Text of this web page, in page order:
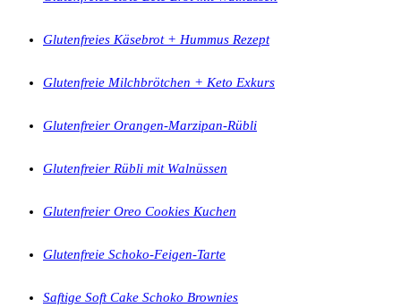
Glutenfreies Käsebrot + Hummus Rezept
Glutenfreie Milchbrötchen + Keto Exkurs
Glutenfreier Orangen-Marzipan-Rübli
Glutenfreier Rübli mit Walnüssen
Glutenfreier Oreo Cookies Kuchen
Glutenfreie Schoko-Feigen-Tarte
Saftige Soft Cake Schoko Brownies